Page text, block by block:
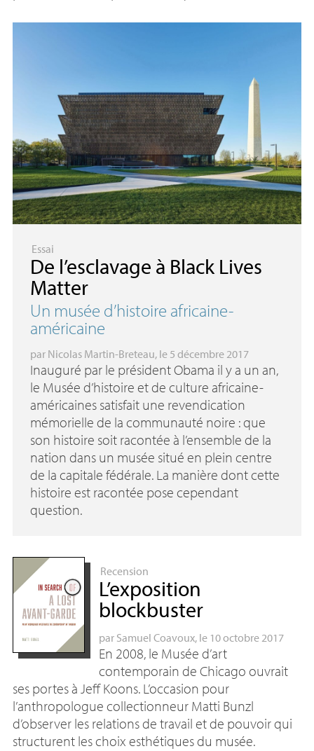
Essai
De l’esclavage à Black Lives
Matter
Un musée d’histoire africaine-
américaine
par Nicolas Martin-Breteau, le 5 décembre 2017
Inauguré par le président Obama il y a un an,
le Musée d’histoire et de culture africaine-
américaines satisfait une revendication
mémorielle de la communauté noire : que
son histoire soit racontée à l’ensemble de la
nation dans un musée situé en plein centre
de la capitale fédérale. La manière dont cette
histoire est racontée pose cependant
question.
Recension
L’exposition
blockbuster
par Samuel Coavoux, le 10 octobre 2017
En 2008, le Musée d’art
contemporain de Chicago ouvrait
ses portes à Jeff Koons. L’occasion pour
l’anthropologue collectionneur Matti Bunzl
d’observer les relations de travail et de pouvoir qui
structurent les choix esthétiques du musée.